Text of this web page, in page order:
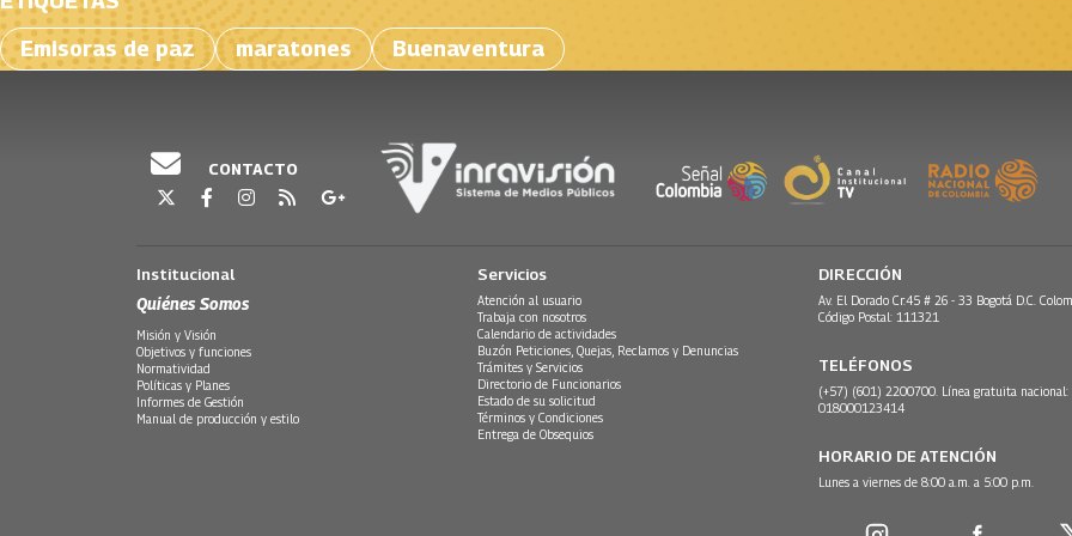
Emisoras de paz
maratones Buenaventura
CONTACTO
Institucional
Quiénes Somos
Misión y Visión
Objetivos y funciones
Normatividad
Políticas y Planes
Informes de Gestión
Manual de producción y estilo
Servicios
Atención al usuario
Trabaja con nosotros
Calendario de actividades
Buzón Peticiones, Quejas, Reclamos y Denuncias
Trámites y Servicios
Directorio de Funcionarios
Estado de su solicitud
Términos y Condiciones
Entrega de Obsequios
DIRECCIÓN
Av. El Dorado Cr.45 # 26 - 33 Bogotá D.C.
Código Postal: 111321
TELÉFONOS
(+57) (601) 2200700. Línea gratuita nacional:
018000123414
HORARIO DE ATENCIÓN
Lunes a viernes de 8:00 a.m. a 5:00 p.m.